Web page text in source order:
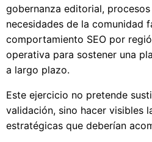
gobernanza editorial,
necesidades de la comunidad
comportamiento SEO por
operativa para sostener una
a largo plazo.
Este ejercicio no pretende
validación, sino hacer visibles
estratégicas que deberían